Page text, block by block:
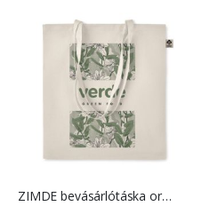
ZIMDE bevásárlótáska organikus pamutból